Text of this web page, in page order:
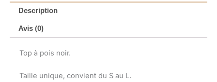
Description
Avis (0)
Top à pois noir.
Taille unique, convient du S au L.